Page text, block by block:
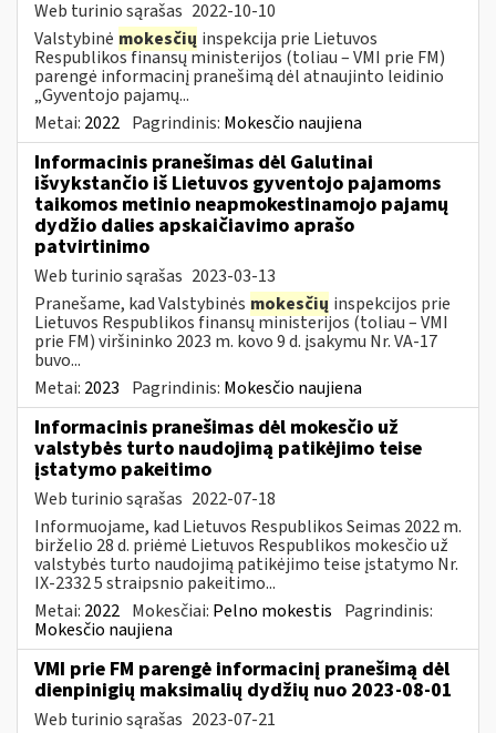
Web turinio sąrašas 2022-10-10
Valstybinė mokesčių inspekcija prie Lietuvos
Respublikos finansų ministerijos (toliau – VMI prie FM)
parengė informacinį pranešimą dėl atnaujinto leidinio
„Gyventojo pajamų...
Metai: 2022 Pagrindinis: Mokesčio naujiena
Informacinis pranešimas dėl Galutinai
išvykstančio iš Lietuvos gyventojo pajamoms
taikomos metinio neapmokestinamojo pajamų
dydžio dalies apskaičiavimo aprašo
patvirtinimo
Web turinio sąrašas 2023-03-13
Pranešame, kad Valstybinės mokesčių inspekcijos prie
Lietuvos Respublikos finansų ministerijos (toliau – VMI
prie FM) viršininko 2023 m. kovo 9 d. įsakymu Nr. VA-17
buvo...
Metai: 2023 Pagrindinis: Mokesčio naujiena
Informacinis pranešimas dėl mokesčio už
valstybės turto naudojimą patikėjimo teise
įstatymo pakeitimo
Web turinio sąrašas 2022-07-18
Informuojame, kad Lietuvos Respublikos Seimas 2022 m.
birželio 28 d. priėmė Lietuvos Respublikos mokesčio už
valstybės turto naudojimą patikėjimo teise įstatymo Nr.
IX-2332 5 straipsnio pakeitimo...
Metai: 2022 Mokesčiai: Pelno mokestis Pagrindinis:
Mokesčio naujiena
VMI prie FM parengė informacinį pranešimą dėl
dienpinigių maksimalių dydžių nuo 2023-08-01
Web turinio sąrašas 2023-07-21